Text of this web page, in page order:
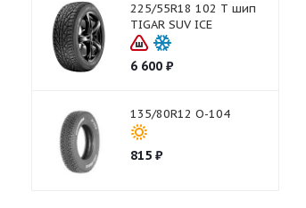
225/55R18 102 T шип
TIGAR SUV ICE
6 600₽
135/80R12 О-104
815₽